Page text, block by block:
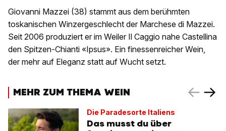
Giovanni Mazzei (38) stammt aus dem berühmten
toskanischen Winzergeschlecht der Marchese di Mazzei.
Seit 2006 produziert er im Weiler Il Caggio nahe Castellina
den Spitzen-Chianti «Ipsus». Ein finessenreicher Wein,
der mehr auf Eleganz statt auf Wucht setzt.
MEHR ZUM THEMA WEIN
Die Paradesorte Italiens
Das musst du über